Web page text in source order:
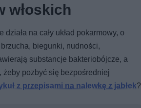
włoskich
na cały układ pokarmowy, o
biegunki, nudności,
substancje bakteriobójcze, a
pozbyć się bezpośredniej
z przepisami na nalewkę z jabłek?